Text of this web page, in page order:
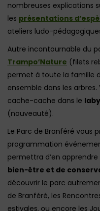
nombreuses explications
les présentations
ateliers ludo-
Autre incontournable du
Trampo’Nature (filets
permet à toute la famille
ensemble dans les
cache-cache dans le
(nouveauté).
Le Parc de Branféré vous
programmation
permettra d’en
bien-être et de
découvrir le parc
de Branféré, les
estivales, ou encore les